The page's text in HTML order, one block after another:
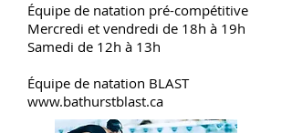
Équipe de natation pré-compétitive
Mercredi et vendredi de 18h à 19h
Samedi de 12h à 13h
Équipe de natation BLAST
www.bathurstblast.ca